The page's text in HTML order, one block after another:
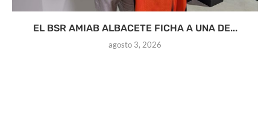
EL BSR AMIAB ALBACETE FICHA A UNA DE...
agosto 3, 2026